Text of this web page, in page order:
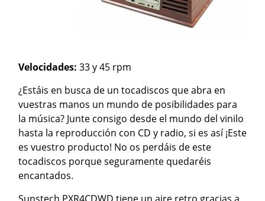
Velocidades: 33 y 45 rpm
¿Estáis en busca de un tocadiscos que abra en
vuestras manos un mundo de posibilidades para
la música? Junte consigo desde el mundo del vinilo
hasta la reproducción con CD y radio, si es así ¡Este
es vuestro producto! No os perdáis de este
tocadiscos porque seguramente quedaréis
encantados.
Sunstech PXR4CDWD tiene un aire retro gracias a